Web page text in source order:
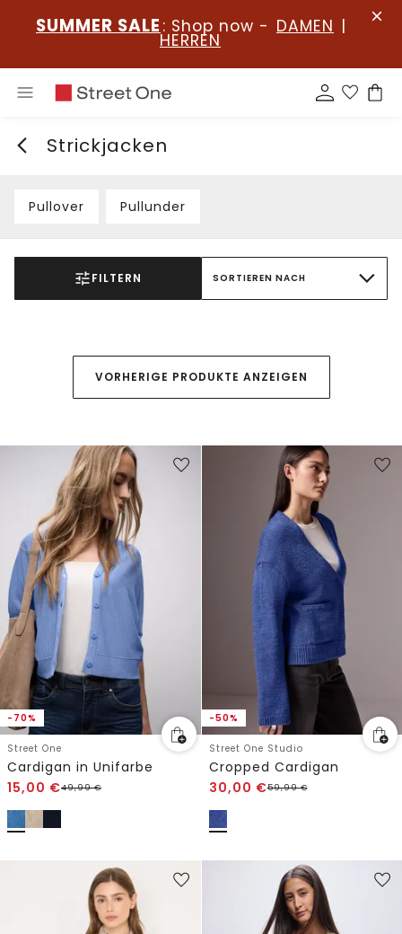
SUMMER SALE : Shop now - DAMEN |
HERREN
Strickjacken
Pullover Pullunder
FILTERN SORTIEREN NACH
VORHERIGE PRODUKTE ANZEIGEN
-70%
Street One
Cardigan in Unifarbe
15,00 €49,99€
-50%
Street One Studio
Cropped Cardigan
30,00 €59,99€